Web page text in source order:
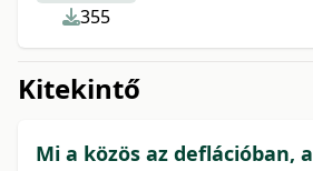
355
Kitekintő
Mi a közös az deflációban, a